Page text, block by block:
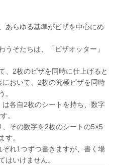
あらゆる基準がピザを中心にめ
そたちは、「ピザオッター」
2枚のピザを同時に仕上げると
おいて、2枚の究極ピザを同時
。
各自2枚のシートを持ち、数字
。
その数字を2枚のシートの5×5
す。
れ1つずつ書きますが、書く場
はいけません。